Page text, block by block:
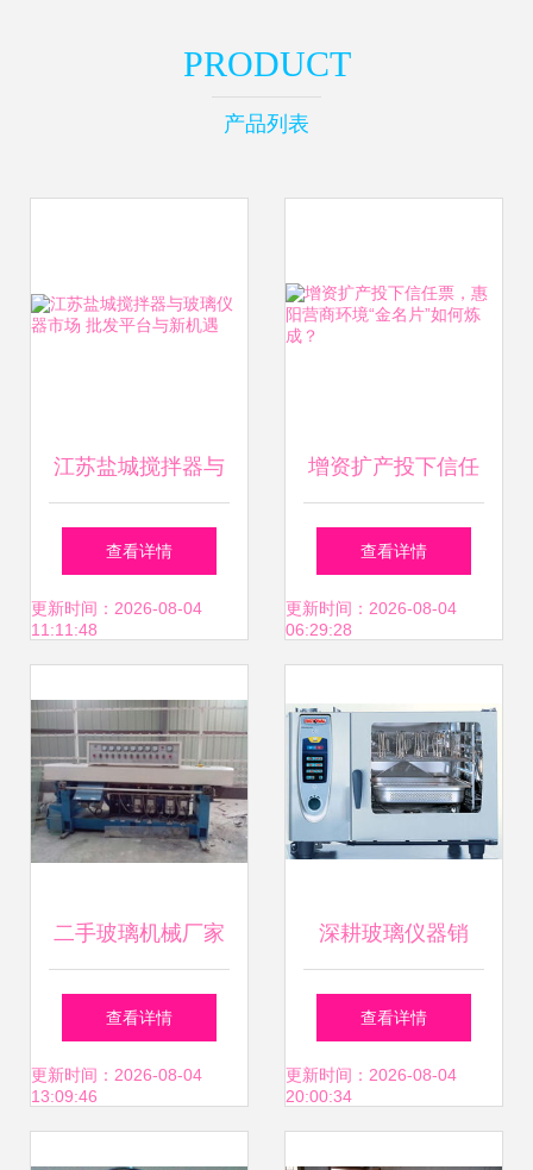
PRODUCT
产品列表
江苏盐城搅拌器与
玻璃仪器市场 批发
平台与新机遇
查看详情
更新时间：2026-08-04
11:11:48
增资扩产投下信任
票，惠阳营商环
境“金名片”如何炼
查看详情
更新时间：2026-08-04
06:29:28
二手玻璃机械厂家
直销
查看详情
更新时间：2026-08-04
13:09:46
深耕玻璃仪器销
售，点亮实验室精
密世界——北京丰
查看详情
更新时间：2026-08-04
20:00:34